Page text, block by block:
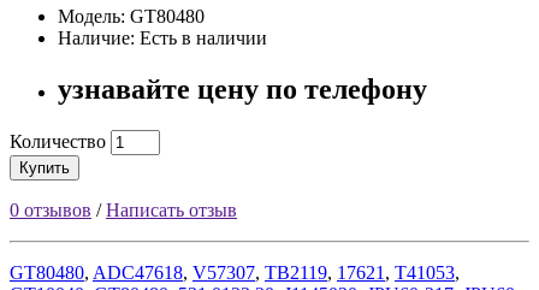
Модель: GT80480
Наличие: Есть в наличии
узнавайте цену по телефону
Количество
Купить
0 отзывов /Написать отзыв
GT80480, ADC47618, V57307, TB2119, 17621 , T41053,